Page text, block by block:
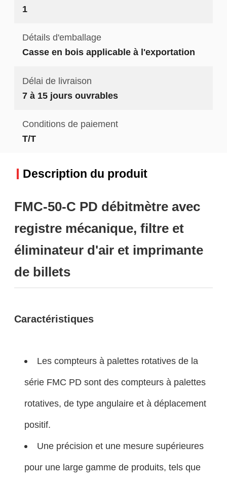
1
Détails d'emballage
Casse en bois applicable à l'exportation
Délai de livraison
7 à 15 jours ouvrables
Conditions de paiement
T/T
Description du produit
FMC-50-C PD débitmètre avec
registre mécanique, filtre et
éliminateur d'air et imprimante
de billets
Caractéristiques
Les compteurs à palettes rotatives de la
série FMC PD sont des compteurs à palettes
rotatives, de type angulaire et à déplacement
positif.
Une précision et une mesure supérieures
pour une large gamme de produits, tels que